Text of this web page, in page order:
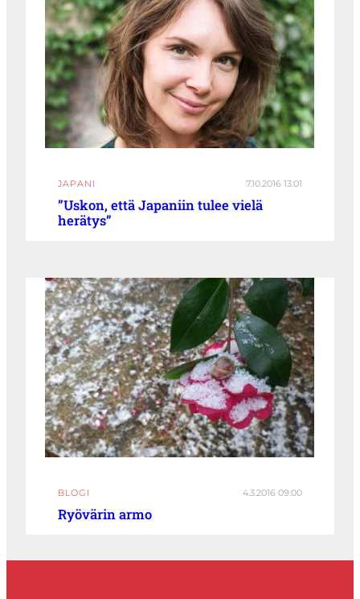
JAPANI 7.10.2016 13:01
”Uskon, että Japaniin tulee vielä
herätys”
BLOGI 4.3.2016 09:00
Ryövärin armo